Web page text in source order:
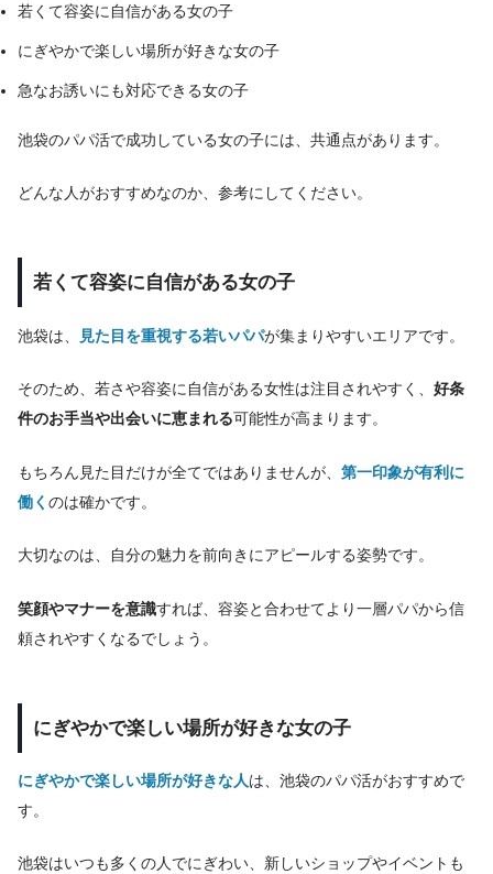
若くて容姿に自信がある女の子
にぎやかで楽しい場所が好きな女の子
急なお誘いにも対応できる女の子
池袋のパパ活で成功している女の子には、共通点があります。
どんな人がおすすめなのか、参考にしてください。
若くて容姿に自信がある女の子
池袋は、 見た目を重視する若いパパが集まりやすいエリアです。
そのため、若さや容姿に自信がある女性は注目されやすく、 好条
件のお手当や出会いに恵まれる可能性が高まります。
もちろん見た目だけが全てではありませんが、 第一印象が有利に
働く のは確かです。
大切なのは、自分の魅力を前向きにアピールする姿勢です。
笑顔やマナーを意識すれば、容姿と合わせてより一層パパから信
頼されやすくなるでしょう。
にぎやかで楽しい場所が好きな女の子
にぎやかで楽しい場所が好きな人は、池袋のパパ活がおすすめで
す。
池袋はいつも多くの人でにぎわい、新しいショップやイベントも